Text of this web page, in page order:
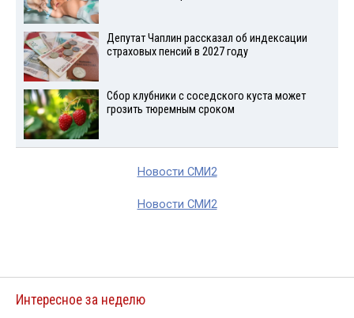
Депутат Чаплин рассказал об индексации
страховых пенсий в 2027 году
Сбор клубники с соседского куста может
грозить тюремным сроком
Новости СМИ2
Новости СМИ2
Интересное за неделю